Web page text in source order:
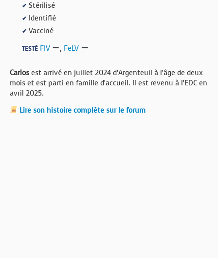
✔ Stérilisé
✔ Identifié
✔ Vacciné
TESTÉ FIV , FeLV
Carlos est arrivé en juillet 2024 d’Argenteuil à l’âge de deux
mois et est parti en famille d’accueil. Il est revenu à l’EDC en
avril 2025.
Lire son histoire complète sur le forum